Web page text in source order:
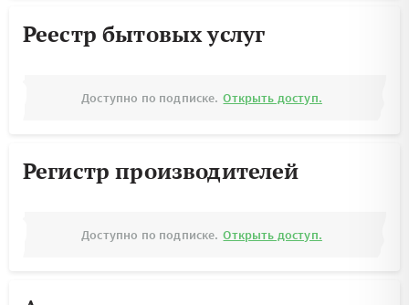
Реестр бытовых услуг
Доступно по подписке. Открыть доступ.
Регистр производителей
Доступно по подписке. Открыть доступ.